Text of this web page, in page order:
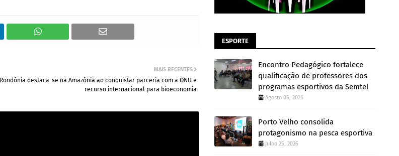
MAIS RECENTES
Rondônia destaca-se na Amazônia ao conquistar parceria com a ONU e
recurso internacional para bioeconomia
ESPORTE
Encontro Pedagógico fortalece
qualificação de professores dos
programas esportivos da Semtel
Agosto 05, 2026
Porto Velho consolida
protagonismo na pesca esportiva
Julho 25, 2026